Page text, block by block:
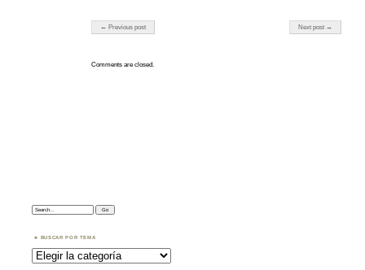
Post navigation
← Previous post Next post →
Comments are closed.
Search:
BUSCAR POR TEMA
Buscar
por
Tema